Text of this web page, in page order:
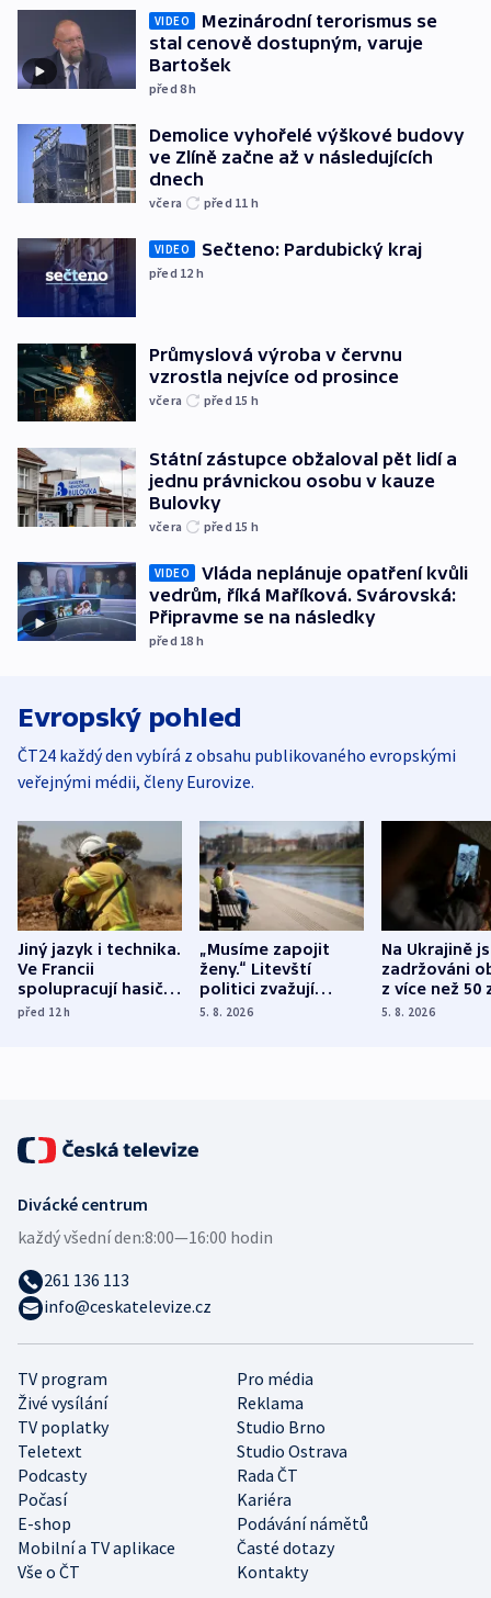
VIDEO
Mezinárodní terorismus se
stal cenově dostupným, varuje
Bartošek
před 8h
Demolice vyhořelé výškové budovy
ve Zlíně začne až v následujících
dnech
včera před 11 h
VIDEO Sečteno: Pardubický kraj
před 12 h
Průmyslová výroba v červnu
vzrostla nejvíce od prosince
včera před 15 h
Státní zástupce obžaloval pět lidí a
jednu právnickou osobu v kauze
Bulovky
včera před 15 h
VIDEO
Vláda neplánuje opatření kvůli
vedrům, říká Maříková. Svárovská:
Připravme se na následky
před 18 h
Evropský pohled
ČT24 každý den vybírá z obsahu publikovaného evropskými
veřejnými médii, členy Eurovize.
Jiný jazyk i technika.
Ve Francii
spolupracují hasiči z
různých zemí
před 12h
„Musíme zapojit
ženy.“ Litevští
politici zvažují
dohodu o
5. 8. 2026
Na Ukrajině
zadržováni
z více než 50
Bojovali na
5. 8. 2026
TV program
Pro média
Živé vysílání
Reklama
TV poplatky
Studio Brno
Teletext
Studio Ostrava
Podcasty
Rada ČT
Počasí
Kariéra
E-shop
Podávání námětů
Mobilní a TV aplikace
Časté dotazy
Vše o ČT
Kontakty
Divácké centrum
každý všední den:8:00—16:00 hodin
261 136 113
info@ceskatelevize.cz